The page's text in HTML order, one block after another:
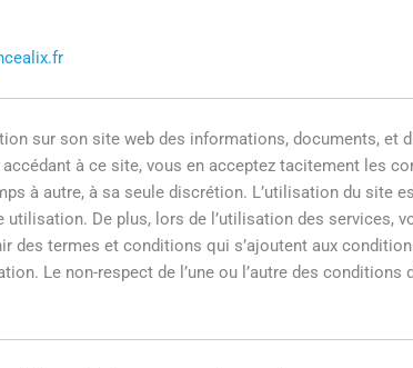
sur son site web des informations, documents,
à ce site, vous en acceptez tacitement les
à autre, à sa seule discrétion. L’utilisation du site
De plus, lors de l’utilisation des services,
des termes et conditions qui s’ajoutent aux
Le non-respect de l’une ou l’autre des